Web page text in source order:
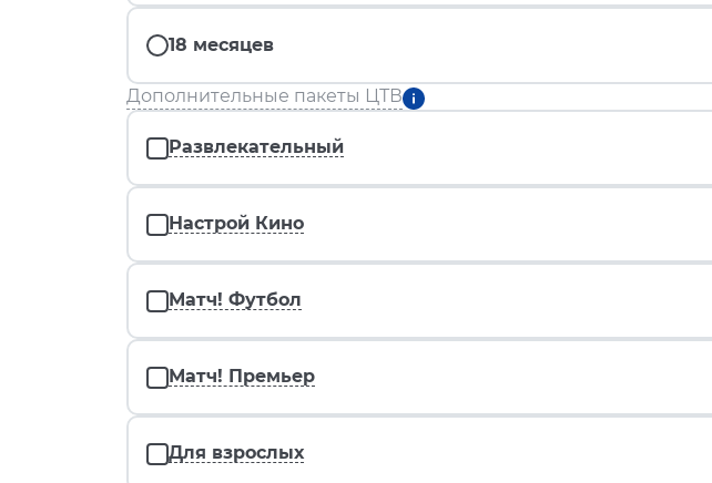
18 месяцев
Дополнительные пакеты ЦТВ
Развлекательный
Настрой Кино
Матч! Футбол
Матч! Премьер
Для взрослых